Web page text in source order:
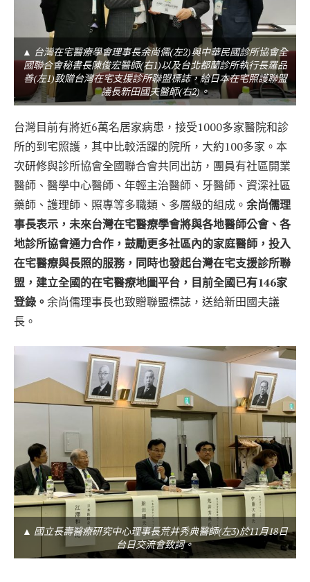
▲ 台灣在宅醫療學會理事長余尚儒(左2)與中華民國診所協會全
國聯合會秘書長陳俊宏醫師(右1)以及台北都蘭診所執行長羅品
善(左1)致贈台灣在宅支援診所聯盟標誌，給日本在宅照護聯盟
議長新田國夫醫師(右2)。
台灣目前有將近6萬名居家病患，接受1000多家醫院和診
所的到宅照護，其中比較活躍的院所，大約100多家。本
次研修與診所協會全國聯合會共同出訪，團員有社區開業
醫師、醫學中心醫師、年輕主治醫師、牙醫師、資深社區
藥師、護理師、照專等多職類、多層級的組成。 余尚儒理
事長表示，未來台灣在宅醫療學會將與各地醫師公會、各
地診所協會通力合作，鼓勵更多社區內的家庭醫師，投入
在宅醫療與長照的服務，同時也發起台灣在宅支援診所聯
盟，建立全國的在宅醫療地圖平台，目前全國已有146家
登錄。 余尚儒理事長也致贈聯盟標誌，送給新田國夫議
長。
▲ 國立長壽醫療研究中心理事長荒井秀典醫師(左3)於11月18日
台日交流會致詞。